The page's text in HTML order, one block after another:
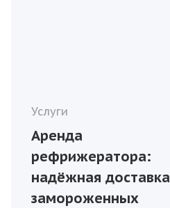
Услуги
Аренда
рефрижератора:
надёжная доставка
замороженных